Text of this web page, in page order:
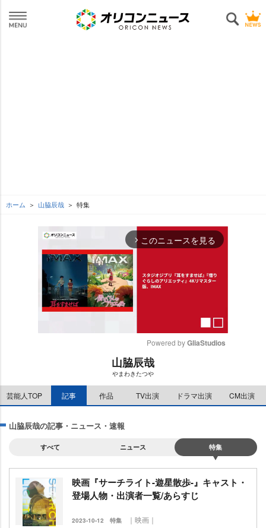
ホーム 山脇辰哉 特集
arrow_forward_ios このニュースを見る
e
Powered by GliaStudios
山脇辰哉
まわきたつ
芸能人TOP 記事 作品 TV出演 ドラマ出演 CM出演
山脇辰哉の記事・ニュース・速報
すべて ニュース 特集
映画『サーチライト-遊星散歩-』キャスト・
登場人物・出演者一覧/あらすじ
2023-10-12 特集 ｜映画｜